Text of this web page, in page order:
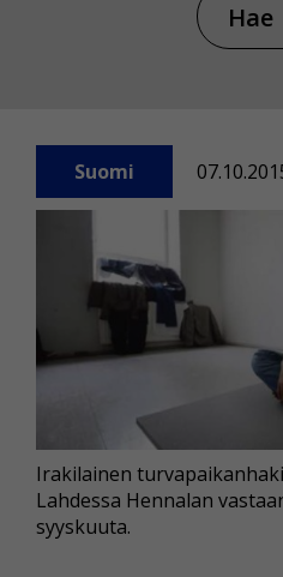
Hae
Suomi
Irakilainen
Lahdessa Hennalan
syyskuuta.